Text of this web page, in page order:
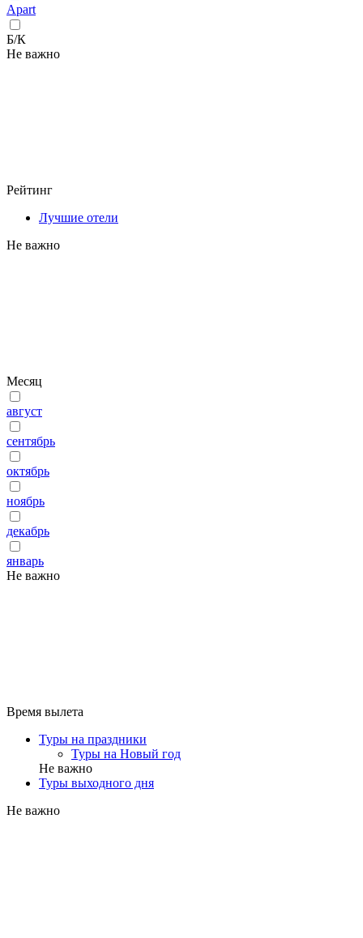
Apart
Б/К
Не важно
Рейтинг
Лучшие отели
Не важно
Месяц
август
сентябрь
октябрь
ноябрь
декабрь
январь
Не важно
Время вылета
Туры на праздники
Туры на Новый год
Не важно
Туры выходного дня
Не важно